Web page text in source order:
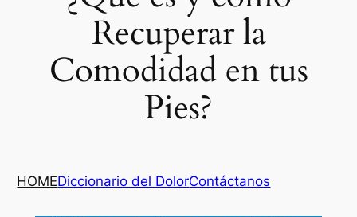
Recuperar la
Comodidad en tus
Pies?
HOMEDiccionario del DolorContáctanos